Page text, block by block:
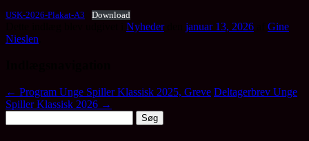
USK-2026-Plakat-A3 Download
Nyhederden januar 13, 2026
Gine
Nieslen
← Program Unge Spiller Klassisk 2025, Greve Deltagerbrev Unge
Spiller Klassisk 2026 →
efter: